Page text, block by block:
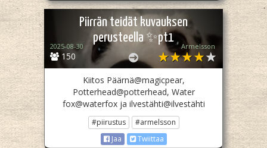
Piirrän teidät kuvauksen
perusteella ✨pt1
150
2025-08-30 Armelsson
Kiitos Päärnä@magicpear,
Potterhead@potterhead, Water
fox@waterfox ja ilvestähti@ilvestähti
#piirustus
#armelsson
Jaa
Twiittaa